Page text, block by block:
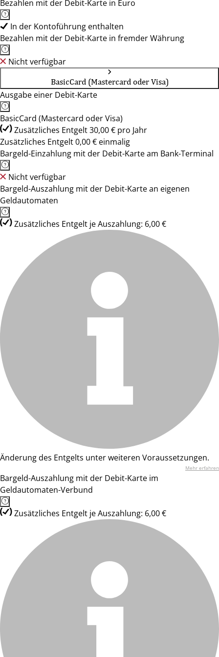
Bezahlen mit der Debit-Karte in Euro
In der Kontoführung enthalten
Bezahlen mit der Debit-Karte in fremder Währung
Nicht verfügbar
BasicCard (Mastercard oder Visa)
Ausgabe einer Debit-Karte
BasicCard (Mastercard oder Visa)
Zusätzliches Entgelt 30,00 € pro Jahr
Zusätzliches Entgelt 0,00 € einmalig
Bargeld-Einzahlung mit der Debit-Karte am Bank-Terminal
Nicht verfügbar
Bargeld-Auszahlung mit der Debit-Karte an eigenen
Geldautomaten
Zusätzliches Entgelt je Auszahlung: 6,00 €
Änderung des Entgelts unter weiteren Voraussetzungen.
Mehr erfahren
Bargeld-Auszahlung mit der Debit-Karte im
Geldautomaten-Verbund
Zusätzliches Entgelt je Auszahlung: 6,00 €